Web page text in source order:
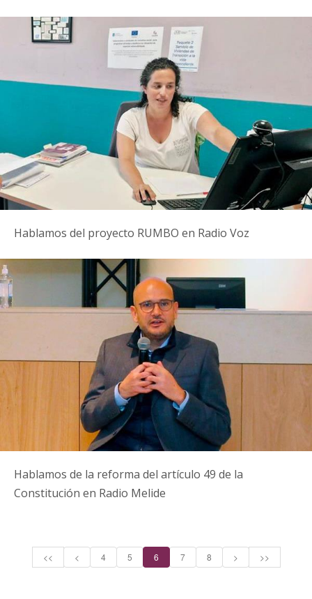
Hablamos del proyecto RUMBO en Radio Voz
Hablamos de la reforma del artículo 49 de la
Constitución en Radio Melide
<< < 4 5 6 7 8 > >>